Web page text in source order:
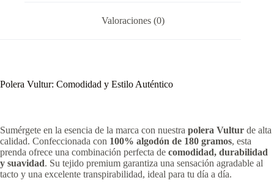
Valoraciones (0)
Polera Vultur: Comodidad y Estilo Auténtico
Sumérgete en la esencia de la marca con nuestra polera Vultur de alta
calidad. Confeccionada con 100% algodón de 180 gramos, esta
prenda ofrece una combinación perfecta de comodidad, durabilidad
y suavidad. Su tejido premium garantiza una sensación agradable al
tacto y una excelente transpirabilidad, ideal para tu día a día.